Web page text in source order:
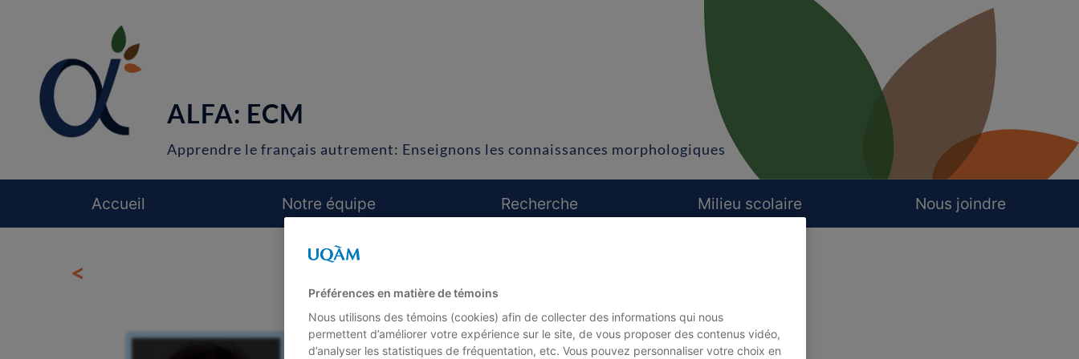
ALFA: ECM
Apprendre le français autrement: Enseignons les connaissances morphologiques
Accueil Notre équipe Recherche Milieu scolaire Nous joindre
<
Préférences en matière de témoins
Nous utilisons des témoins (cookies) afin de collecter des informations qui nous
permettent d’améliorer votre expérience sur le site, de vous proposer des contenus vidéo,
d’analyser les statistiques de fréquentation, etc. Vous pouvez personnaliser votre choix en